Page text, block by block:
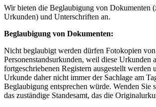
Wir bieten die Beglaubigung von Dokumenten
Urkunden) und Unterschriften an.
Beglaubigung von Dokumenten:
Nicht beglaubigt werden dürfen Fotokopien von
Personenstandsurkunden, weil diese Urkunden
fortgeschriebenen Registern ausgestellt werden
Urkunde daher nicht immer der Sachlage am
Beglaubigung entsprechen würde. Wenden Sie
das zuständige Standesamt, das die